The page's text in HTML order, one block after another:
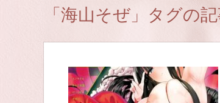
「海山そぜ」タグの